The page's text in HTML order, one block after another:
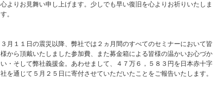
心よりお見舞い申し上げます。少しでも早い復旧を心よりお祈りいたしま
す。
３月１１日の震災以降、弊社では２ヵ月間のすべてのセミナーにおいて皆
様から頂戴いたしました参加費、また募金箱による皆様の温かいお心づか
い・そして弊社義援金。あわせまして、４７万６，５８３円を日本赤十字
社を通じて５月２５日に寄付させていただいたことをご報告いたします。